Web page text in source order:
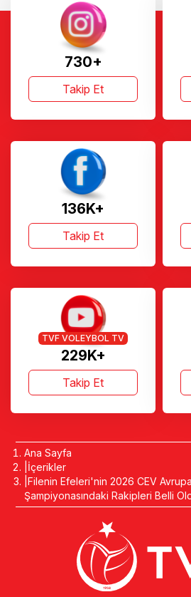
730+
Takip Et
136K+
Takip Et
229K+
TVF VOLEYBOL TV
Takip Et
Ana Sayfa
İçerikler
Filenin Efeleri'nin 2026 CEV
Şampiyonasındaki Rakipleri Belli